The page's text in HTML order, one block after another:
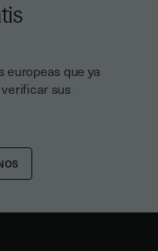
europeas que ya
sus